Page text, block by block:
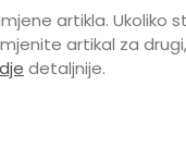
artikla. Ukoliko
artikal za
detaljnije.